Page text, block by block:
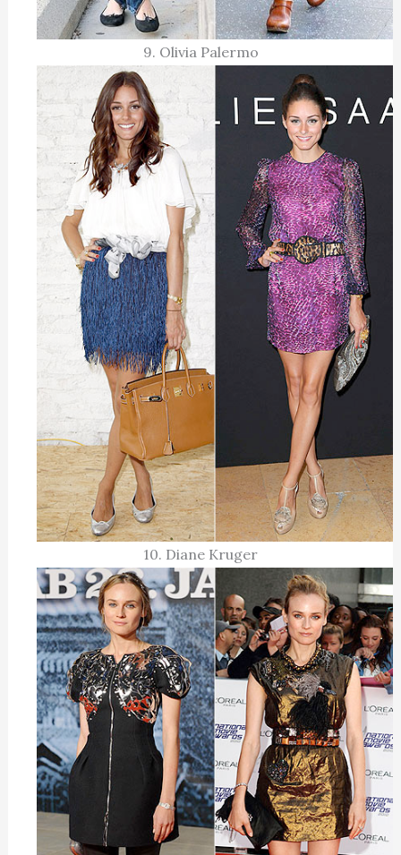
9. Olivia Palermo
10. Diane Kruger